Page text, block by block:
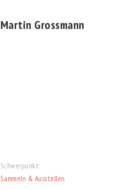
Martin Grossmann
Schwerpunkt:
Sammeln & Ausstellen